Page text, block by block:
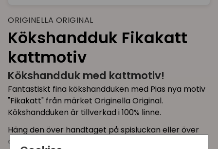
ORIGINELLA ORIGINAL
Kökshandduk Fikakatt
kattmotiv
Kökshandduk med kattmotiv!
Fantastiskt fina kökshandduken med Pias nya motiv
"Fikakatt" från märket Originella Original.
Kökshandduken är tillverkad i 100% linne.
Häng den över handtaget på spisluckan eller över
en köksskåpsdörr så pryder den sin plats fint i köket.